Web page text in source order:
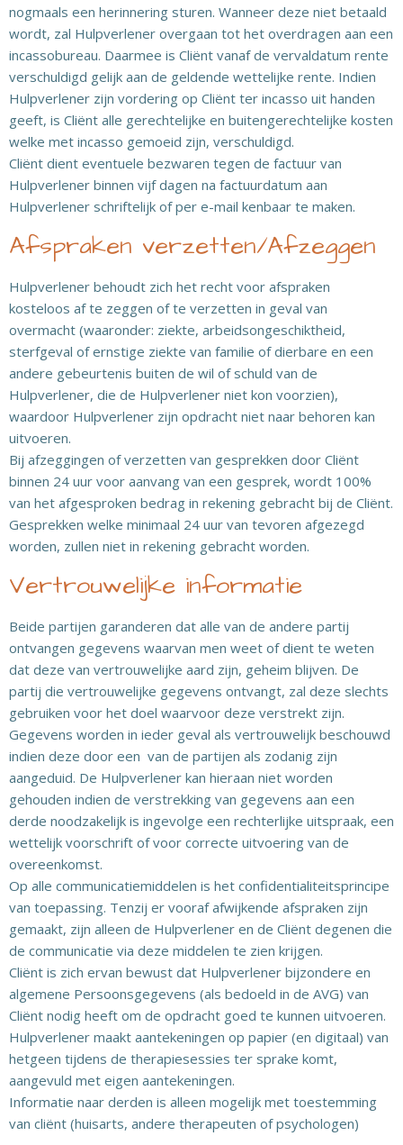
nogmaals een herinnering sturen. Wanneer deze niet betaald
wordt, zal Hulpverlener overgaan tot het overdragen aan een
incassobureau. Daarmee is Cliënt vanaf de vervaldatum rente
verschuldigd gelijk aan de geldende wettelijke rente. Indien
Hulpverlener zijn vordering op Cliënt ter incasso uit handen
geeft, is Cliënt alle gerechtelijke en buitengerechtelijke kosten
welke met incasso gemoeid zijn, verschuldigd.
Cliënt dient eventuele bezwaren tegen de factuur van
Hulpverlener binnen vijf dagen na factuurdatum aan
Hulpverlener schriftelijk of per e-mail kenbaar te maken.
Afspraken verzetten/Afzeggen
Hulpverlener behoudt zich het recht voor afspraken
kosteloos af te zeggen of te verzetten in geval van
overmacht (waaronder: ziekte, arbeidsongeschiktheid,
sterfgeval of ernstige ziekte van familie of dierbare en een
andere gebeurtenis buiten de wil of schuld van de
Hulpverlener, die de Hulpverlener niet kon voorzien),
waardoor Hulpverlener zijn opdracht niet naar behoren kan
uitvoeren.
Bij afzeggingen of verzetten van gesprekken door Cliënt
binnen 24 uur voor aanvang van een gesprek, wordt 100%
van het afgesproken bedrag in rekening gebracht bij de Cliënt.
Gesprekken welke minimaal 24 uur van tevoren afgezegd
worden, zullen niet in rekening gebracht worden.
Vertrouwelijke informatie
Beide partijen garanderen dat alle van de andere partij
ontvangen gegevens waarvan men weet of dient te weten
dat deze van vertrouwelijke aard zijn, geheim blijven. De
partij die vertrouwelijke gegevens ontvangt, zal deze slechts
gebruiken voor het doel waarvoor deze verstrekt zijn.
Gegevens worden in ieder geval als vertrouwelijk beschouwd
indien deze door een van de partijen als zodanig zijn
aangeduid. De Hulpverlener kan hieraan niet worden
gehouden indien de verstrekking van gegevens aan een
derde noodzakelijk is ingevolge een rechterlijke uitspraak, een
wettelijk voorschrift of voor correcte uitvoering van de
overeenkomst.
Op alle communicatiemiddelen is het confidentialiteitsprincipe
van toepassing. Tenzij er vooraf afwijkende afspraken zijn
gemaakt, zijn alleen de Hulpverlener en de Cliënt degenen die
de communicatie via deze middelen te zien krijgen.
Cliënt is zich ervan bewust dat Hulpverlener bijzondere en
algemene Persoonsgegevens (als bedoeld in de AVG) van
Cliënt nodig heeft om de opdracht goed te kunnen uitvoeren.
Hulpverlener maakt aantekeningen op papier (en digitaal) van
hetgeen tijdens de therapiesessies ter sprake komt,
aangevuld met eigen aantekeningen.
Informatie naar derden is alleen mogelijk met toestemming
van cliënt (huisarts, andere therapeuten of psychologen)